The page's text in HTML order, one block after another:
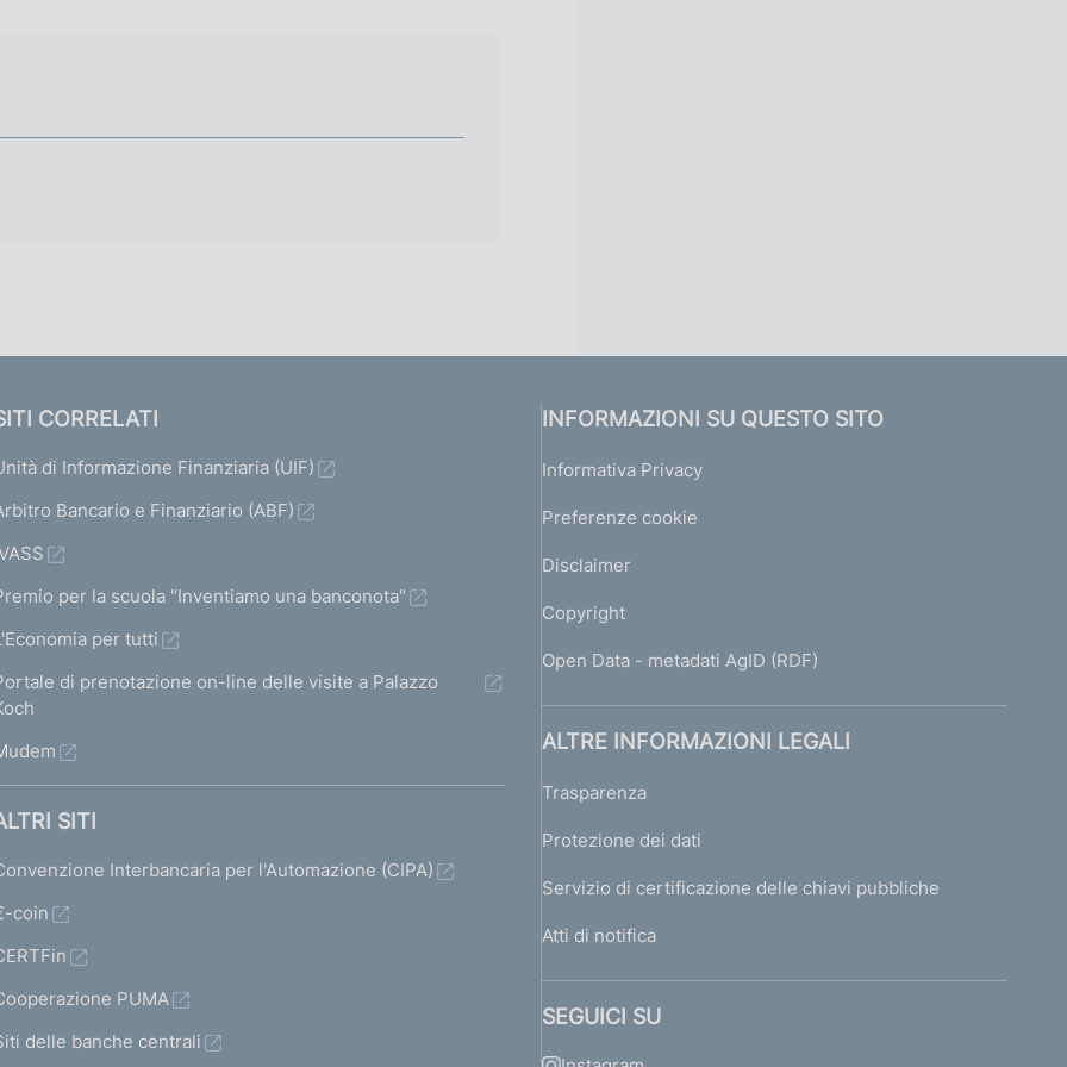
CORRELATI
di Informazione Finanziaria (UIF)
Bancario e Finanziario (ABF)
per la scuola "Inventiamo una banconota"
per tutti
di prenotazione on-line delle visite a Palazzo
SITI
Interbancaria per l'Automazione (CIPA)
coin
PUMA
delle banche centrali
INFORMAZIONI SU QUESTO SITO
Informativa Privacy
Preferenze cookie
Disclaimer
Copyright
Open Data - metadati AgID (RDF)
ALTRE INFORMAZIONI LEGALI
Trasparenza
Protezione dei dati
Servizio di certificazione delle chiavi pubbliche
Atti di notifica
SEGUICI SU